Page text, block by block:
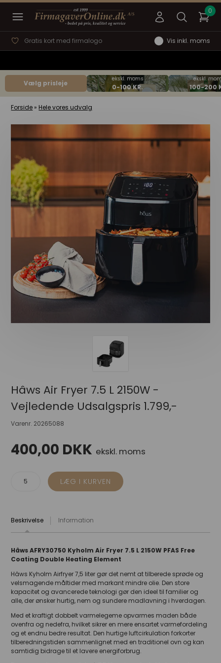
Gratis kort med firmalogo Vis inkl. moms
Vælg prisleje
Forside » Hele vores udvalg
Hâws Air Fryer 7.5 L 2150W -
Vejledende Udsalgspris 1.799,-
Varenr. 20265088
400,00 DKK ekskl. moms
Beskrivelse Information
Hâws AFRY30750 Kyholm Air Fryer 7.5 L 2150W PFAS Free
Coating Double Heating Element
Hâws Kyholm Airfryer 7,5 liter gør det nemt at tilberede sprøde og
velsmagende måltider med markant mindre olie. Den store
kapacitet og avancerede teknologi gør den ideel til familier og
alle, der ønsker hurtig, nem og sundere madlavning i hverdagen.
Med et kraftigt dobbelt varmelegeme opvarmes maden både
ovenfra og nedefra, hvilket sikrer en mere ensartet varmefordeling
og et endnu bedre resultat. Den hurtige luftcirkulation forkorter
tilberedningstiden sammenlignet med en traditionel ovn og kan
samtidig bidrage til et lavere energiforbrug.